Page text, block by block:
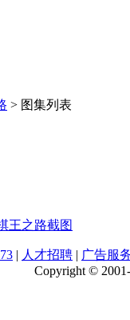
> 图集列表
王之路截图
| 人才招聘 | 广告服
Copyright ©